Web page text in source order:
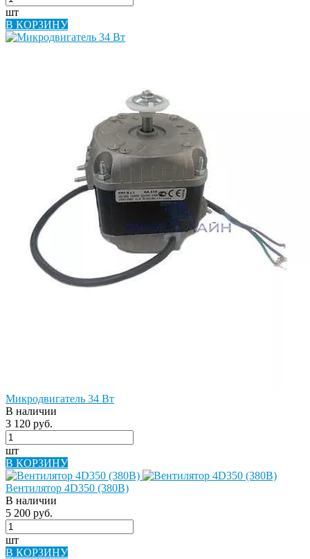
шт
В КОРЗИНУ
Микродвигатель 34 Вт
В наличии
3 120 руб.
шт
В КОРЗИНУ
Вентилятор 4D350 (380В)
В наличии
5 200 руб.
шт
В КОРЗИНУ